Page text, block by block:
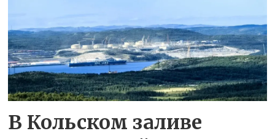
В Кольском заливе